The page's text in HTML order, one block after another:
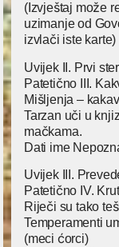
(Izvještaj može
uzimanje od
izvlači iste karte)
Uvijek II. Prvi
Patetično III.
Mišljenja –
Tarzan uči u
mačkama.
Dati ime
Uvijek III.
Patetično IV.
Riječi su tako
Temperamenti
(meci ćorci)